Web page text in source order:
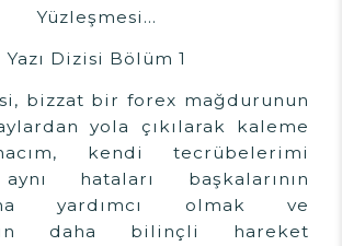
Yüzleşmesi…
Yazı Dizisi Bölüm 1
bizzat bir forex mağdurunun
yola çıkılarak kaleme
kendi tecrübelerimi
hataları başkalarının
yardımcı olmak ve
daha bilinçli hareket